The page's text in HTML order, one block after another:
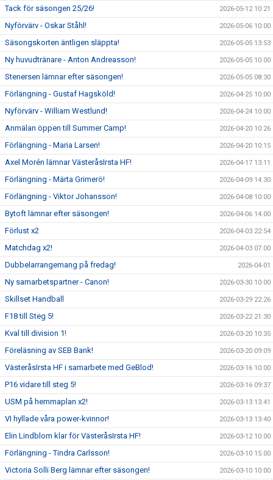
Tack för säsongen 25/26! 2026-05-12 10:21
Nyförvärv - Oskar Ståhl! 2026-05-06 10:00
Säsongskorten äntligen släppta! 2026-05-05 13:53
Ny huvudtränare - Anton Andreasson! 2026-05-05 10:00
Stenersen lämnar efter säsongen! 2026-05-05 08:30
Förlängning - Gustaf Hagsköld! 2026-04-25 10:00
Nyförvärv - William Westlund! 2026-04-24 10:00
Anmälan öppen till Summer Camp! 2026-04-20 10:26
Förlängning - Maria Larsen! 2026-04-20 10:15
Axel Morén lämnar VästeråsIrsta HF! 2026-04-17 13:11
Förlängning - Märta Grimerö! 2026-04-09 14:30
Förlängning - Viktor Johansson! 2026-04-08 10:00
Bytoft lämnar efter säsongen! 2026-04-06 14:00
Förlust x2 2026-04-03 22:54
Matchdag x2! 2026-04-03 07:00
Dubbelarrangemang på fredag! 2026-04-01
Ny samarbetspartner - Canon! 2026-03-30 10:00
Skillset Handball 2026-03-29 22:26
F18 till Steg 5! 2026-03-22 21:30
Kval till division 1! 2026-03-20 10:35
Föreläsning av SEB Bank! 2026-03-20 09:09
VästeråsIrsta HF i samarbete med GeBlod! 2026-03-16 10:00
P16 vidare till steg 5! 2026-03-16 09:37
USM på hemmaplan x2! 2026-03-13 13:41
VI hyllade våra power-kvinnor! 2026-03-13 13:40
Elin Lindblom klar för VästeråsIrsta HF! 2026-03-12 10:00
Förlängning - Tindra Carlsson! 2026-03-10 15:00
Victoria Solli Berg lämnar efter säsongen! 2026-03-10 10:00